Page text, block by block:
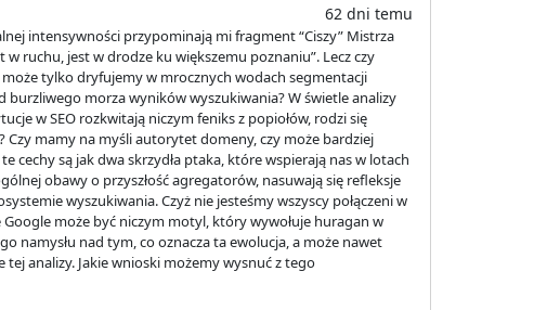
62 dni temu
intensywności przypominają mi fragment “Ciszy” Mistrza
w ruchu, jest w drodze ku większemu poznaniu”. Lecz czy
może tylko dryfujemy w mrocznych wodach segmentacji
burzliwego morza wyników wyszukiwania? W świetle analizy
w SEO rozkwitają niczym feniks z popiołów, rodzi się
Czy mamy na myśli autorytet domeny, czy może bardziej
cechy są jak dwa skrzydła ptaka, które wspierają nas w lotach
obawy o przyszłość agregatorów, nasuwają się refleksje
wyszukiwania. Czyż nie jesteśmy wszyscy połączeni w
może być niczym motyl, który wywołuje huragan w
namysłu nad tym, co oznacza ta ewolucja, a może nawet
analizy. Jakie wnioski możemy wysnuć z tego